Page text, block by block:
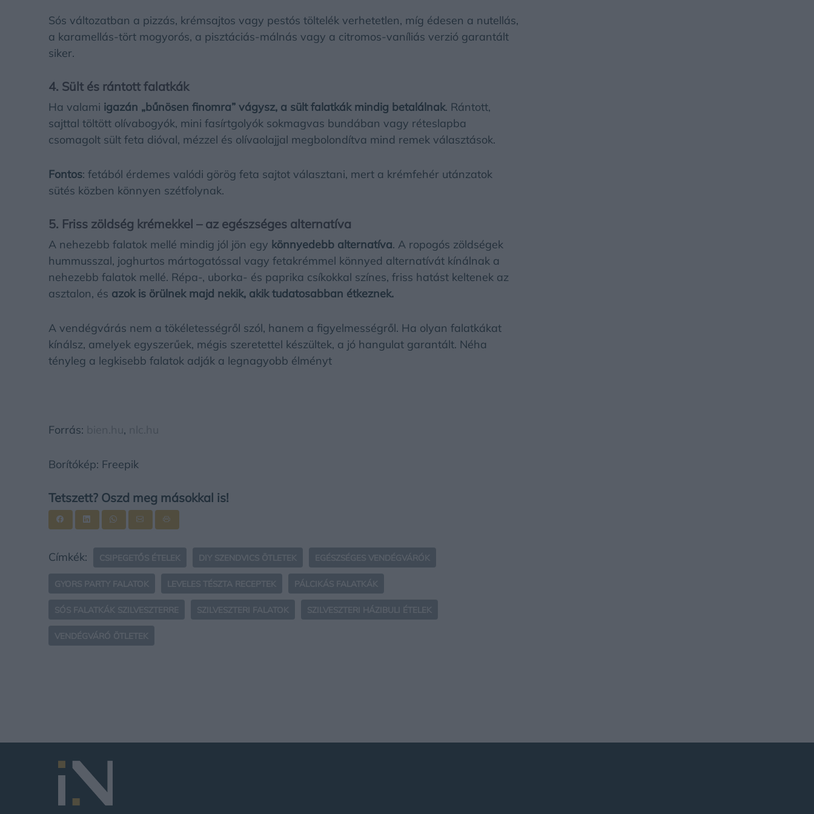
Sós változatban a pizzás, krémsajtos vagy pestós töltelék verhetetlen, míg édesen a nutellás,
a karamellás-tört mogyorós, a pisztáciás-málnás vagy a citromos-vaníliás verzió garantált
siker.
4. Sült és rántott falatkák
Ha valami igazán „bűnösen finomra” vágysz, a sült falatkák mindig betalálnak. Rántott,
sajttal töltött olívabogyók, mini fasírtgolyók sokmagvas bundában vagy réteslapba
csomagolt sült feta dióval, mézzel és olívaolajjal megbolondítva mind remek választások.
Fontos: fetából érdemes valódi görög feta sajtot választani, mert a krémfehér utánzatok
sütés közben könnyen szétfolynak.
5. Friss zöldség krémekkel – az egészséges alternatíva
A nehezebb falatok mellé mindig jól jön egy könnyedebb alternatíva. A ropogós zöldségek
hummusszal, joghurtos mártogatóssal vagy fetakrémmel könnyed alternatívát kínálnak a
nehezebb falatok mellé. Répa-, uborka- és paprika csíkokkal színes, friss hatást keltenek az
asztalon, és azok is örülnek majd nekik, akik tudatosabban étkeznek.
A vendégvárás nem a tökéletességről szól, hanem a figyelmességről. Ha olyan falatkákat
kínálsz, amelyek egyszerűek, mégis szeretettel készültek, a jó hangulat garantált. Néha
tényleg a legkisebb falatok adják a legnagyobb élményt
Forrás: ,
Borítókép: Freepik
Tetszett? Oszd meg másokkal is!
Címkék: CSIPEGETŐS ÉTELEK DIY SZENDVICS ÖTLETEK EGÉSZSÉGES VENDÉGVÁRÓK
GYORS PARTY FALATOK LEVELES TÉSZTA RECEPTEK PÁLCIKÁS FALATKÁK
SÓS FALATKÁK SZILVESZTERRE SZILVESZTERI FALATOK SZILVESZTERI HÁZIBULI ÉTELEK
VENDÉGVÁRÓ ÖTLETEK